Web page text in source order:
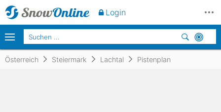
Österreich Steiermark Lachtal Pistenplan
Login